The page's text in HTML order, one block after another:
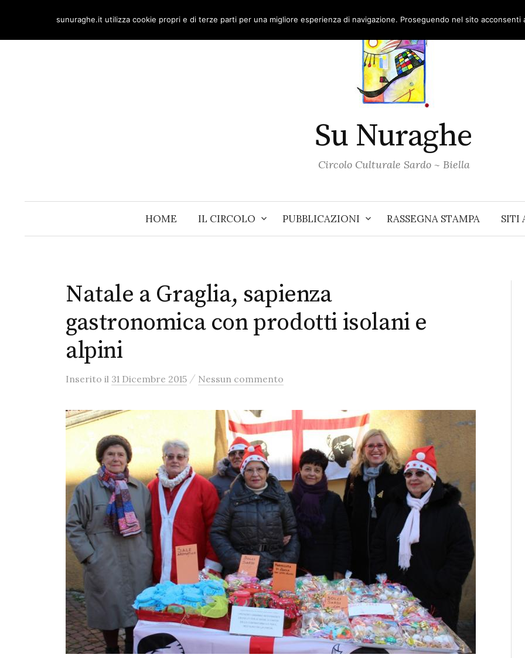
content
Su Nuraghe
Circolo Culturale Sardo ~ Biella
HOME IL CIRCOLO PUBBLICAZIONI RASSEGNA STAMPA SITI
Natale a Graglia, sapienza
gastronomica con prodotti isolani e
alpini
Inserito il 31 Dicembre 2015 / Nessun commento
sunuraghe.it utilizza cookie propri e di terze parti per una migliore esperienza di navigazione. Proseguendo nel sito acconsenti